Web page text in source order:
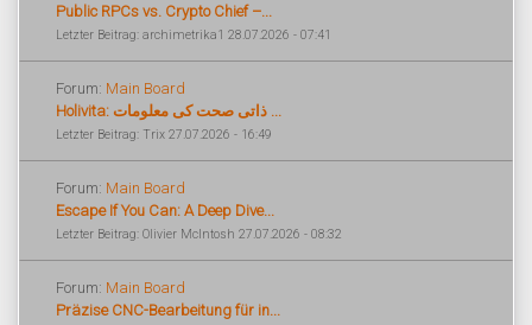
Public RPCs vs. Crypto Chief –...
Letzter Beitrag: archimetrika1 28.07.2026 - 07:41
Forum: Main Board
Holivita: ذاتی صحت کی معلومات ...
Letzter Beitrag: Trix 27.07.2026 - 16:49
Forum: Main Board
Escape If You Can: A Deep Dive...
Letzter Beitrag: Olivier McIntosh 27.07.2026 - 08:32
Forum: Main Board
Präzise CNC-Bearbeitung für in...